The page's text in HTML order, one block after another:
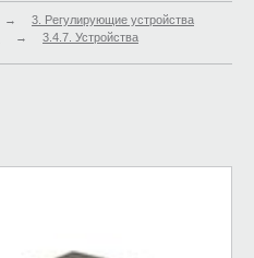
→
3. Регулирующие устройства
→
3.4.7. Устройства